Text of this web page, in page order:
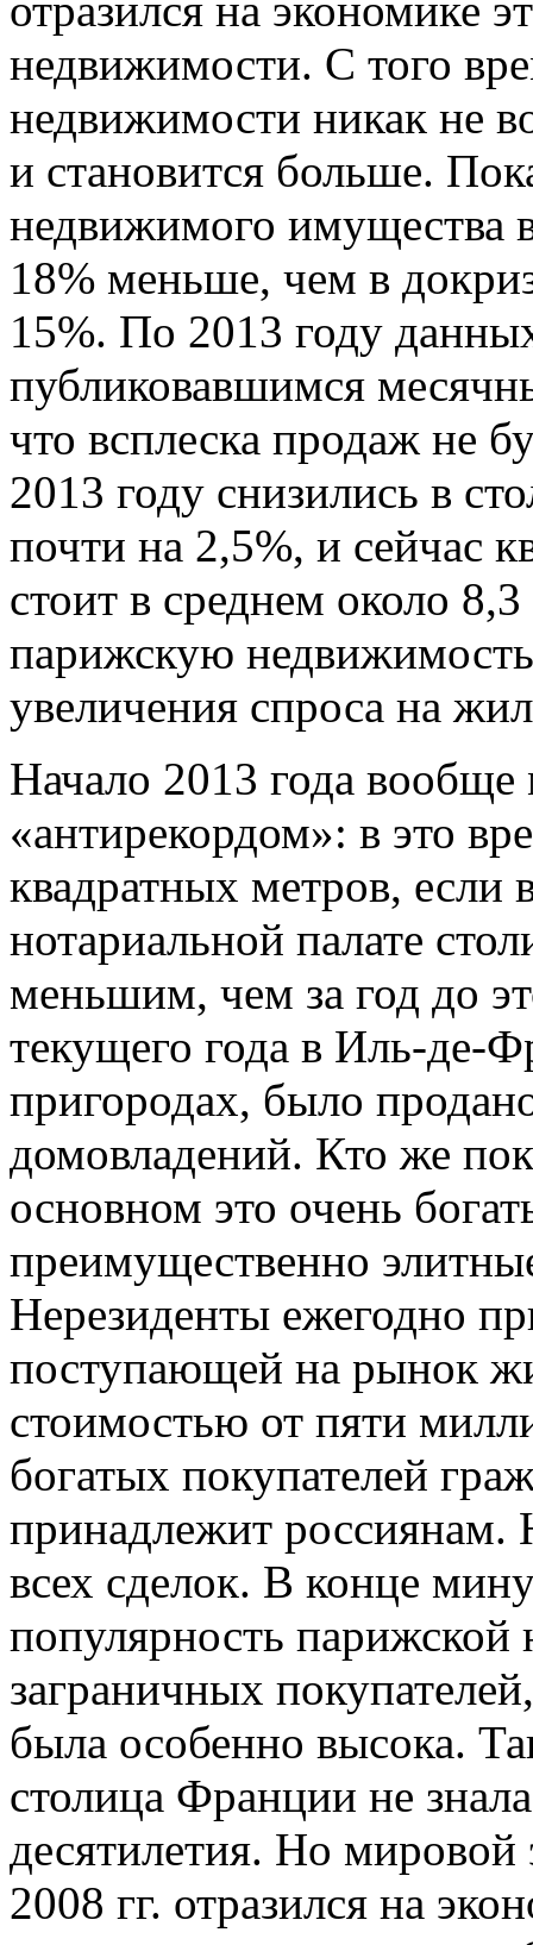
недвижимости. С того
недвижимости никак не
и становится больше.
недвижимого имущества
18% меньше, чем в
15%. По 2013 году
публиковавшимся
что всплеска продаж не
2013 году снизились в
почти на 2,5%, и сейчас
стоит в среднем около
парижскую
увеличения спроса на
Начало 2013 года вообще
«антирекордом»: в это
квадратных метров, если
нотариальной палате
меньшим, чем за год до
текущего года в Иль-де-
пригородах, было
домовладений. Кто же
основном это очень
преимущественно
Нерезиденты ежегодно
поступающей на рынок
стоимостью от пяти
богатых покупателей
принадлежит россиянам.
всех сделок. В конце
популярность
заграничных
была особенно высока.
столица Франции не
десятилетия. Но
2008 гг. отразился на